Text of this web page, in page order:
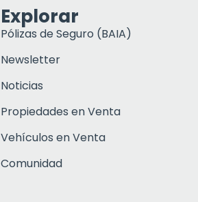
Explorar
Pólizas de Seguro (BAIA)
Newsletter
Noticias
Propiedades en Venta
Vehículos en Venta
Comunidad